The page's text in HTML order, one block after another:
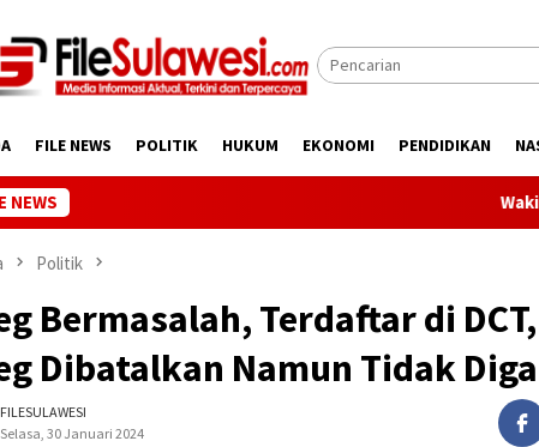
FILE NEWS POLITIK HUKUM EKONOMI PENDIDIKAN
NEWS Wakil
Politik
Bermasalah, Terdaftar di
Dibatalkan Namun Tidak
FILESULAWESI
Selasa, 30 Januari 2024